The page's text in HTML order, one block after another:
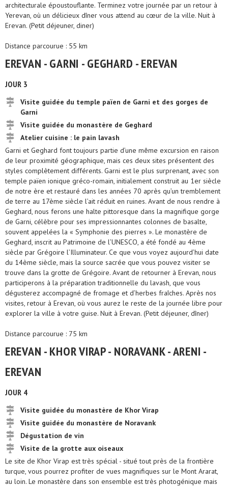
architecturale époustouflante. Terminez votre journée par un retour à
Yerevan, où un délicieux dîner vous attend au cœur de la ville. Nuit à
Erevan. (Petit déjeuner, diner)
Distance parcourue : 55 km
EREVAN - GARNI - GEGHARD - EREVAN
JOUR 3
Visite guidée du temple païen de Garni et des gorges de
Garni
Visite guidée du monastère de Geghard
Atelier cuisine : le pain lavash
Garni et Geghard font toujours partie d’une même excursion en raison
de leur proximité géographique, mais ces deux sites présentent des
styles complètement différents. Garni est le plus surprenant, avec son
temple païen ionique gréco-romain, initialement construit au 1er siècle
de notre ère et restauré dans les années 70 après qu’un tremblement
de terre au 17ème siècle l’ait réduit en ruines. Avant de nous rendre à
Geghard, nous ferons une halte pittoresque dans la magnifique gorge
de Garni, célèbre pour ses impressionnantes colonnes de basalte,
souvent appelées la « Symphonie des pierres ». Le monastère de
Geghard, inscrit au Patrimoine de l’UNESCO, a été fondé au 4ème
siècle par Grégoire l’Illuminateur. Ce que vous voyez aujourd’hui date
du 14ème siècle, mais la source sacrée que vous pouvez visiter se
trouve dans la grotte de Grégoire. Avant de retourner à Erevan, nous
participerons à la préparation traditionnelle du lavash, que vous
dégusterez accompagné de fromage et d’herbes fraîches. Après nos
visites, retour à Erevan, où vous aurez le reste de la journée libre pour
explorer la ville à votre guise. Nuit à Erevan. (Petit déjeuner, dîner)
Distance parcourue : 75 km
EREVAN - KHOR VIRAP - NORAVANK - ARENI -
EREVAN
JOUR 4
Visite guidée du monastère de Khor Virap
Visite guidée du monastère de Noravank
Dégustation de vin
Visite de la grotte aux oiseaux
Le site de Khor Virap est très spécial - situé tout près de la frontière
turque, vous pourrez profiter de vues magnifiques sur le Mont Ararat,
au loin. Le monastère dans son ensemble est très photogénique mais